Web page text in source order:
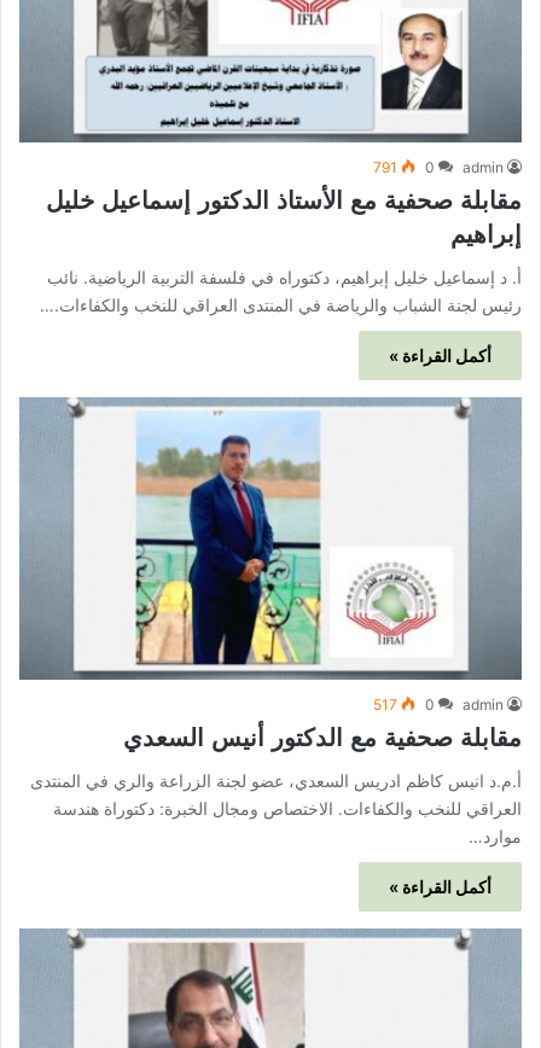
admin
0
791
مقابلة صحفية مع الأستاذ الدكتور إسماعيل خليل
إبراهيم
أ. د إسماعيل خليل إبراهيم، دكتوراه في فلسفة التربية الرياضية. نائب
رئيس لجنة الشباب والرياضة في المنتدى العراقي للنخب والكفاءات.…
أكمل القراءة »
admin
0
517
مقابلة صحفية مع الدكتور أنيس السعدي
أ.م.د انيس كاظم ادريس السعدي، عضو لجنة الزراعة والري في المنتدى
العراقي للنخب والكفاءات. الاختصاص ومجال الخبرة: دكتوراة هندسة
موارد…
أكمل القراءة »